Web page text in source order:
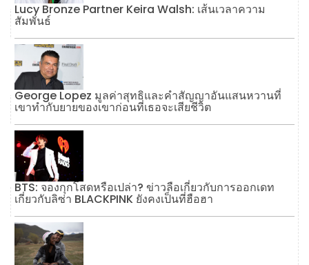
Lucy Bronze Partner Keira Walsh: เส้นเวลาความ
สัมพันธ์
George Lopez มูลค่าสุทธิและคำสัญญาอันแสนหวานที่
เขาทำกับยายของเขาก่อนที่เธอจะเสียชีวิต
BTS: จองกุกโสดหรือเปล่า? ข่าวลือเกี่ยวกับการออกเดท
เกี่ยวกับลิซ่า BLACKPINK ยังคงเป็นที่ฮือฮา